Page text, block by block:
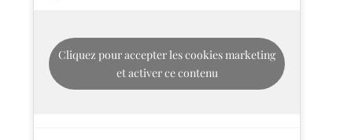
Cliquez pour accepter les cookies marketing
et activer ce contenu